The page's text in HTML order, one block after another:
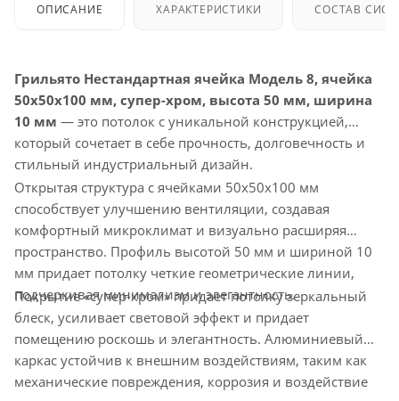
ОПИСАНИЕ ХАРАКТЕРИСТИКИ СОСТАВ
Грильято Нестандартная ячейка Модель 8, ячейка
50х50х100 мм, супер-хром, высота 50 мм, ширина
10 мм — это потолок с уникальной конструкцией,
который сочетает в себе прочность, долговечность и
стильный индустриальный дизайн.
Открытая структура с ячейками 50х50х100 мм
способствует улучшению вентиляции, создавая
комфортный микроклимат и визуально расширяя
пространство. Профиль высотой 50 мм и шириной 10
мм придает потолку четкие геометрические линии,
подчеркивая минимализм и элегантность.
Покрытие «супер-хром» придает потолку зеркальный
блеск, усиливает световой эффект и придает
помещению роскошь и элегантность. Алюминиевый
каркас устойчив к внешним воздействиям, таким как
механические повреждения, коррозия и воздействие